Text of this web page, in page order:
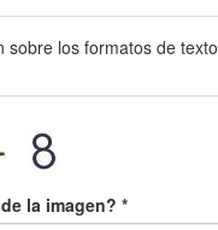
sobre los formatos de texto
la imagen? *